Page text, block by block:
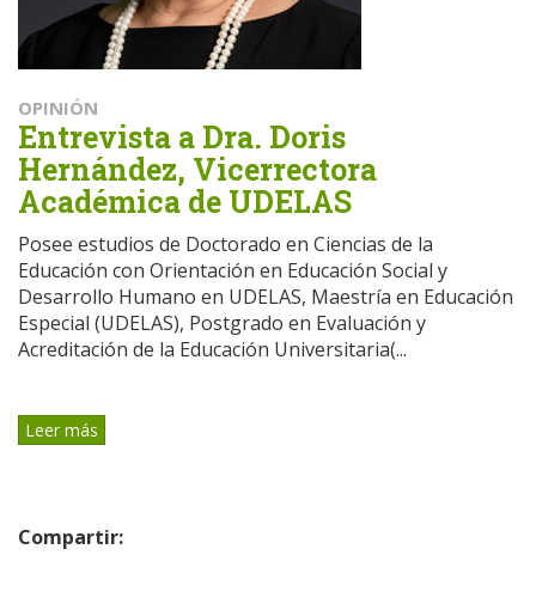
OPINIÓN
Entrevista a Dra. Doris
Hernández, Vicerrectora
Académica de UDELAS
Posee estudios de Doctorado en Ciencias de la
Educación con Orientación en Educación Social y
Desarrollo Humano en UDELAS, Maestría en Educación
Especial (UDELAS), Postgrado en Evaluación y
Acreditación de la Educación Universitaria(...
Leer más
Compartir: